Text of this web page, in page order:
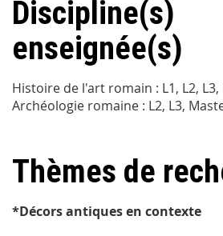
Discipline(s)
enseignée(s)
Histoire de l'art romain : L1, L2,
Archéologie romaine : L2, L3,
Thèmes de
*Décors antiques en contexte